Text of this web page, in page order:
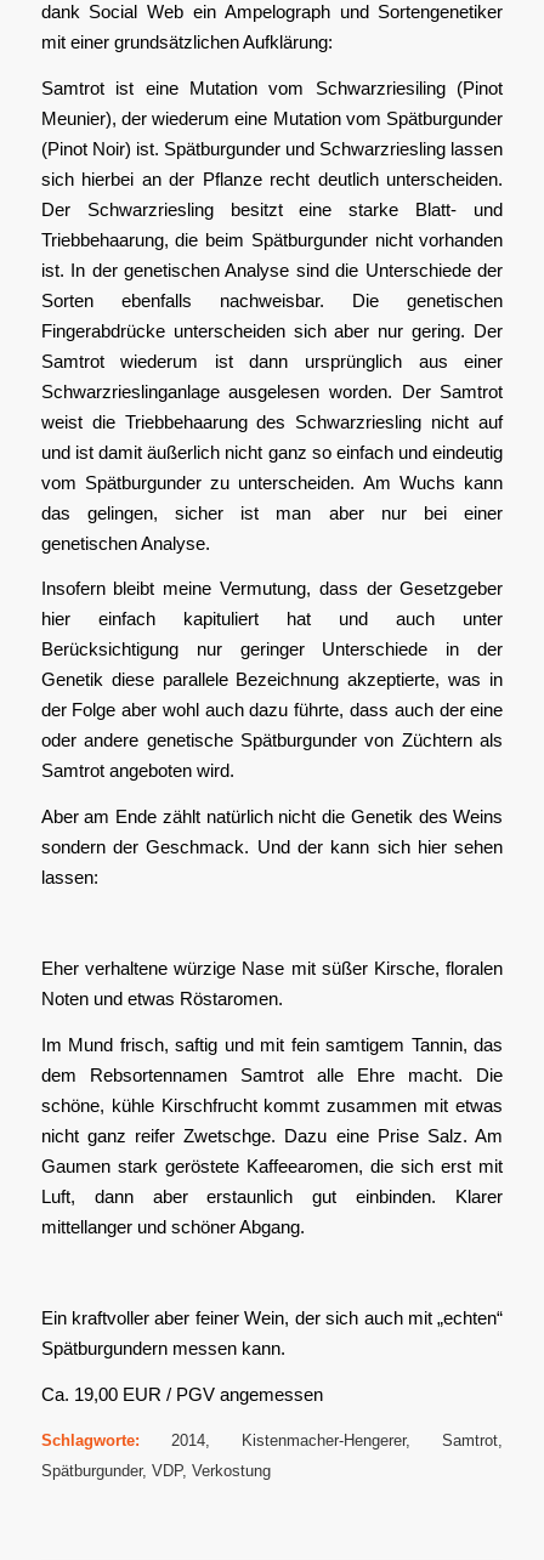
dank Social Web ein Ampelograph und Sortengenetiker
mit einer grundsätzlichen Aufklärung:
Samtrot ist eine Mutation vom Schwarzriesiling (Pinot
Meunier), der wiederum eine Mutation vom Spätburgunder
(Pinot Noir) ist. Spätburgunder und Schwarzriesling lassen
sich hierbei an der Pflanze recht deutlich unterscheiden.
Der Schwarzriesling besitzt eine starke Blatt- und
Triebbehaarung, die beim Spätburgunder nicht vorhanden
ist. In der genetischen Analyse sind die Unterschiede der
Sorten ebenfalls nachweisbar. Die genetischen
Fingerabdrücke unterscheiden sich aber nur gering. Der
Samtrot wiederum ist dann ursprünglich aus einer
Schwarzrieslinganlage ausgelesen worden. Der Samtrot
weist die Triebbehaarung des Schwarzriesling nicht auf
und ist damit äußerlich nicht ganz so einfach und eindeutig
vom Spätburgunder zu unterscheiden. Am Wuchs kann
das gelingen, sicher ist man aber nur bei einer
genetischen Analyse.
Insofern bleibt meine Vermutung, dass der Gesetzgeber
hier einfach kapituliert hat und auch unter
Berücksichtigung nur geringer Unterschiede in der
Genetik diese parallele Bezeichnung akzeptierte, was in
der Folge aber wohl auch dazu führte, dass auch der eine
oder andere genetische Spätburgunder von Züchtern als
Samtrot angeboten wird.
Aber am Ende zählt natürlich nicht die Genetik des Weins
sondern der Geschmack. Und der kann sich hier sehen
lassen:
Eher verhaltene würzige Nase mit süßer Kirsche, floralen
Noten und etwas Röstaromen.
Im Mund frisch, saftig und mit fein samtigem Tannin, das
dem Rebsortennamen Samtrot alle Ehre macht. Die
schöne, kühle Kirschfrucht kommt zusammen mit etwas
nicht ganz reifer Zwetschge. Dazu eine Prise Salz. Am
Gaumen stark geröstete Kaffeearomen, die sich erst mit
Luft, dann aber erstaunlich gut einbinden. Klarer
mittellanger und schöner Abgang.
Ein kraftvoller aber feiner Wein, der sich auch mit „echten“
Spätburgundern messen kann.
Ca. 19,00 EUR / PGV angemessen
Schlagworte: 2014, Kistenmacher-Hengerer,Samtrot
Spätburgunder, VDP, Verkostung